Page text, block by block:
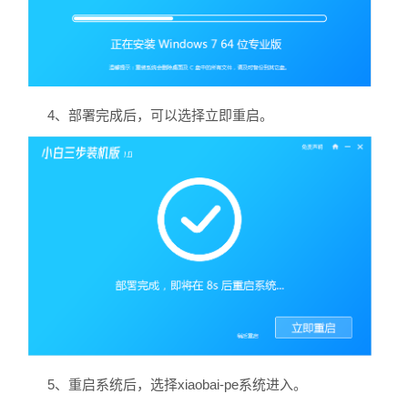
4、部署完成后，可以选择立即重启。
5、重启系统后，选择xiaobai-pe系统进入。